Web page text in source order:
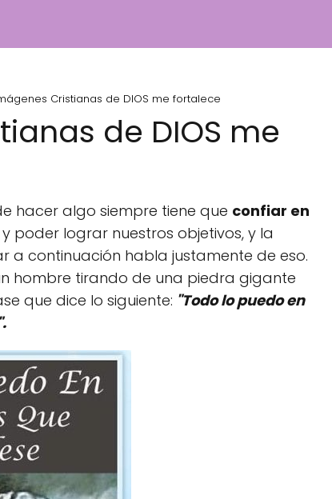
Cristianas de DIOS me fortalece
de DIOS me
hacer algo siempre tiene que confiar en
poder lograr nuestros objetivos, y la
a continuación habla justamente de eso.
hombre tirando de una piedra gigante
que dice lo siguiente: "Todo lo puedo en